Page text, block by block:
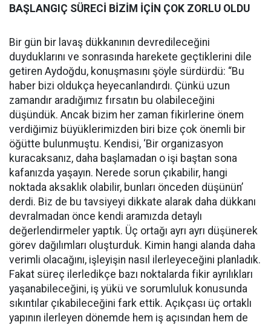
BAŞLANGIÇ SÜRECİ BİZİM İÇİN ÇOK ZORLU OLDU
Bir gün bir lavaş dükkanının devredileceğini
duyduklarını ve sonrasında harekete geçtiklerini dile
getiren Aydoğdu, konuşmasını şöyle sürdürdü: “Bu
haber bizi oldukça heyecanlandırdı. Çünkü uzun
zamandır aradığımız fırsatın bu olabileceğini
düşündük. Ancak bizim her zaman fikirlerine önem
verdiğimiz büyüklerimizden biri bize çok önemli bir
öğütte bulunmuştu. Kendisi, ‘Bir organizasyon
kuracaksanız, daha başlamadan o işi baştan sona
kafanızda yaşayın. Nerede sorun çıkabilir, hangi
noktada aksaklık olabilir, bunları önceden düşünün’
derdi. Biz de bu tavsiyeyi dikkate alarak daha dükkanı
devralmadan önce kendi aramızda detaylı
değerlendirmeler yaptık. Üç ortağı ayrı ayrı düşünerek
görev dağılımları oluşturduk. Kimin hangi alanda daha
verimli olacağını, işleyişin nasıl ilerleyeceğini planladık.
Fakat süreç ilerledikçe bazı noktalarda fikir ayrılıkları
yaşanabileceğini, iş yükü ve sorumluluk konusunda
sıkıntılar çıkabileceğini fark ettik. Açıkçası üç ortaklı
yapının ilerleyen dönemde hem iş açısından hem de